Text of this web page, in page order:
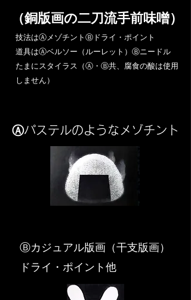
​（銅版画の二刀流手前味噌）
​技法はⒶメゾチントⒷドライ・ポイント
道具はⒶベルソー（ルーレット）Ⓑニードル
​たまにスタイラス（Ⓐ・Ⓑ共、腐食の酸は使用
しません）
Ⓐパステルのようなメゾチント
​Ⓑカジュアル版画（干支版画）
ドライ・ポイント他